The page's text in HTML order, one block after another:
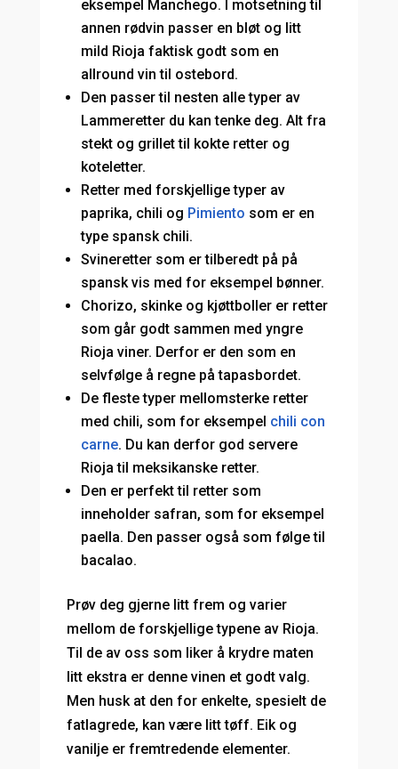
eksempel Manchego. I motsetning til
annen rødvin passer en bløt og litt
mild Rioja faktisk godt som en
allround vin til ostebord.
Den passer til nesten alle typer av
Lammeretter du kan tenke deg. Alt fra
stekt og grillet til kokte retter og
koteletter.
Retter med forskjellige typer av
paprika, chili og Pimiento som er en
type spansk chili.
Svineretter som er tilberedt på på
spansk vis med for eksempel bønner.
Chorizo, skinke og kjøttboller er retter
som går godt sammen med yngre
Rioja viner. Derfor er den som en
selvfølge å regne på tapasbordet.
De fleste typer mellomsterke retter
med chili, som for eksempel chili con
carne. Du kan derfor god servere
Rioja til meksikanske retter.
Den er perfekt til retter som
inneholder safran, som for eksempel
paella. Den passer også som følge til
bacalao.
Prøv deg gjerne litt frem og varier
mellom de forskjellige typene av Rioja.
Til de av oss som liker å krydre maten
litt ekstra er denne vinen et godt valg.
Men husk at den for enkelte, spesielt de
fatlagrede, kan være litt tøff. Eik og
vanilje er fremtredende elementer.